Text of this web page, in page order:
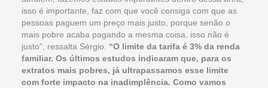
isso é importante, faz com que você consiga com que as
pessoas paguem um preço mais justo, porque senão o
mais pobre acaba pagando a mesma coisa, isso não é
justo”, ressalta Sérgio. “O limite da tarifa é 3% da renda
familiar. Os últimos estudos indicaram que, para os
extratos mais pobres, já ultrapassamos esse limite
com forte impacto na inadimplência. Como vamos